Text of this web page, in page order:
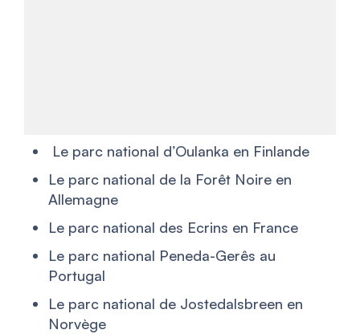
Le parc national d’Oulanka en Finlande
Le parc national de la Forêt Noire en
Allemagne
Le parc national des Ecrins en France
Le parc national Peneda-Gerês au
Portugal
Le parc national de Jostedalsbreen en
Norvège